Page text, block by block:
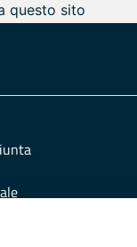
questo sito